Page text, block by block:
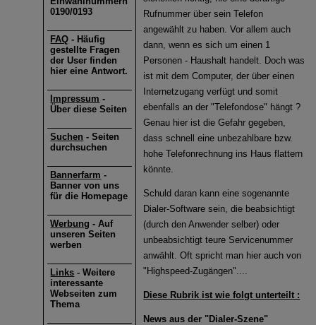
Rufnummer über sein Telefon
angewählt zu haben. Vor allem auch
dann, wenn es sich um einen 1
Personen - Haushalt handelt. Doch was
ist mit dem Computer, der über einen
Internetzugang verfügt und somit
ebenfalls an der "Telefondose" hängt ?
Genau hier ist die Gefahr gegeben,
dass schnell eine unbezahlbare bzw.
hohe Telefonrechnung ins Haus flattern
könnte.
Schuld daran kann eine sogenannte
Dialer-Software sein, die beabsichtigt
(durch den Anwender selber) oder
unbeabsichtigt teure Servicenummer
anwählt. Oft spricht man hier auch von
"Highspeed-Zugängen"....
Diese Rubrik ist wie folgt unterteilt :
News aus der "Dialer-Szene"
0190/0193
FAQ - Häufig
gestellte Fragen
der User finden
hier eine Antwort.
Impressum -
Über diese Seiten
Suchen - Seiten
durchsuchen
Bannerfarm -
Banner von uns
für die Homepage
Werbung - Auf
unseren Seiten
werben
Links - Weitere
interessante
Webseiten zum
Thema